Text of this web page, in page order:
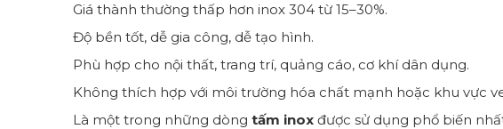
Giá thành thường thấp hơn inox 304 từ 15–30%.
Độ bền tốt, dễ gia công, dễ tạo hình.
Phù hợp cho nội thất, trang trí, quảng cáo, cơ khí dân dụng.
Không thích hợp với môi trường hóa chất mạnh hoặc khu vực
Là một trong những dòng tấm inox được sử dụng phổ biến